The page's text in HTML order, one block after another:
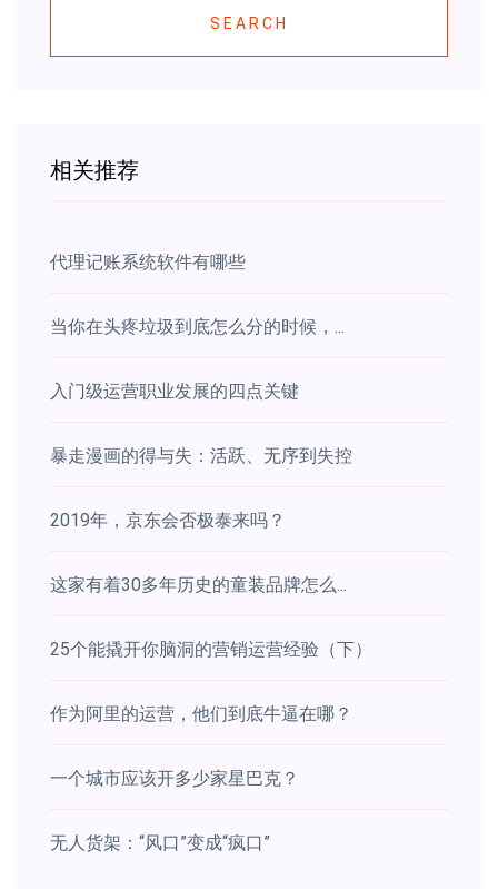
SEARCH
相关推荐
代理记账系统软件有哪些
当你在头疼垃圾到底怎么分的时候，...
入门级运营职业发展的四点关键
暴走漫画的得与失：活跃、无序到失控
2019年，京东会否极泰来吗？
这家有着30多年历史的童装品牌怎么...
25个能撬开你脑洞的营销运营经验（下）
作为阿里的运营，他们到底牛逼在哪？
一个城市应该开多少家星巴克？
无人货架：“风口”变成“疯口”